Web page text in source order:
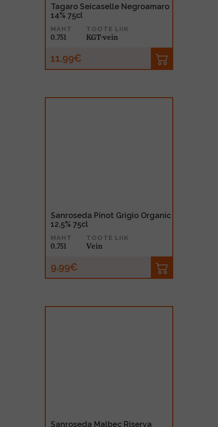
Tagaro Seicaselle Negroamaro
14% 75cl
MAHT
0.75l
TOOTE LIIK
KGT-vein
11.99€
Sanroseda Pinot Grigio Organic
12,5% 75cl
MAHT
0.75l
TOOTE LIIK
Vein
9.99€
Sanroseda Malbec Riserva